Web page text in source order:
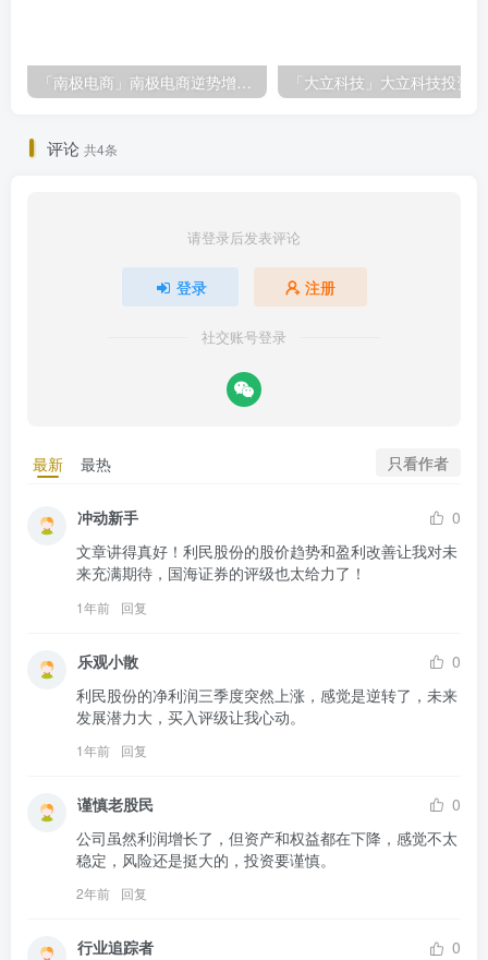
「南极电商」南极电商逆势增长，股价飙升背后的秘密武器！
评论 共4条
请登录后发表评论
登录 注册
社交账号登录
最新 最热 只看作者
冲动新手
0
文章讲得真好！利民股份的股价趋势和盈利改善让我对未
来充满期待，国海证券的评级也太给力了！
1年前 回复
乐观小散
0
利民股份的净利润三季度突然上涨，感觉是逆转了，未来
发展潜力大，买入评级让我心动。
1年前 回复
谨慎老股民
0
公司虽然利润增长了，但资产和权益都在下降，感觉不太
稳定，风险还是挺大的，投资要谨慎。
2年前 回复
行业追踪者
0